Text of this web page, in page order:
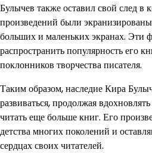
Булычев также оставил свой след в
произведений были
больших и маленьких экранах. Эти
распространить популярность его
поклонников творчества писателя.
Таким образом, наследие Кира
развиваться, продолжая
читать еще больше книг. Его
детства многих поколений и
сердцах своих читателей.